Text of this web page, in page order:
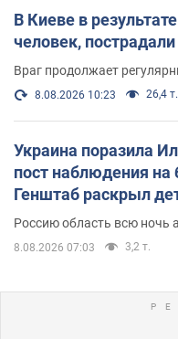
В Киеве в
человек,
Враг продолжает
8.08.2026 10:23 26,4 т.
Украина поразила
пост наблюдения на
Генштаб раскрыл
Россию область всю ночь
8.08.2026 07:03 3,2 т.